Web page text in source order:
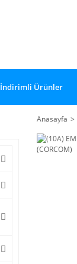
İndirimli Ürünler
Anasayfa